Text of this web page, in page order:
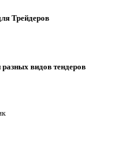
Трейдеров
видов тендеров